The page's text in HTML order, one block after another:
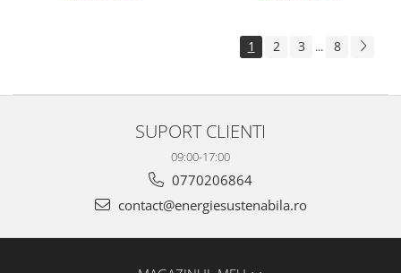
1 2 3 ... 8
SUPORT CLIENTI
09:00-17:00
0770206864
contact@energiesustenabila.ro